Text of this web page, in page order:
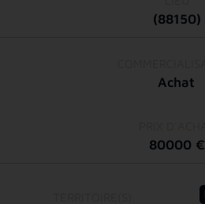
(88150)
Achat
80000 €